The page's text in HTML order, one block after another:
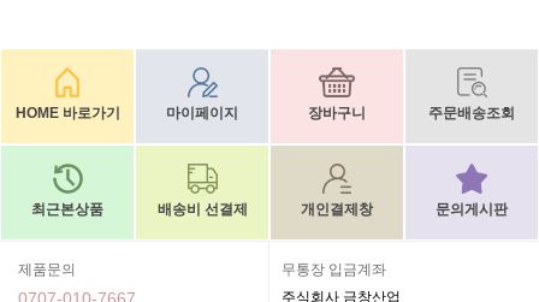
HOME 바로가기 마이페이지 장바구니 주문배송조회
최근본상품 배송비 선결제 개인결제창 문의게시판
제품문의
무통장 입금계좌
주식회사 금창산업